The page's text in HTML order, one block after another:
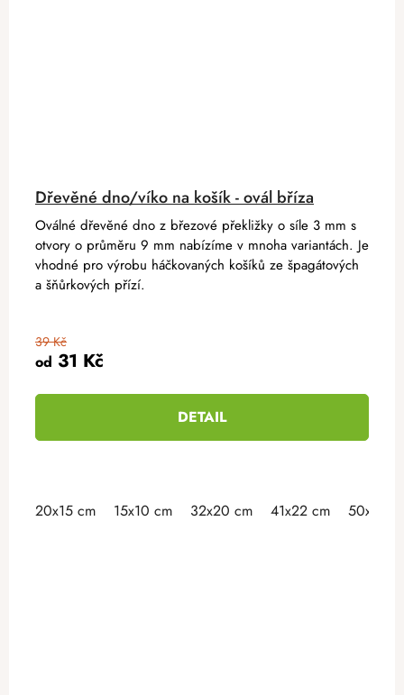
Dřevěné dno/víko na košík - ovál bříza
od 31 Kč
39 Kč
DETAIL
Oválné dřevěné dno z březové překližky o síle 3 mm s
otvory o průměru 9 mm nabízíme v mnoha variantách. Je
vhodné pro výrobu háčkovaných košíků ze špagátových
a šňůrkových přízí.
20x15 cm 15x10 cm 32x20 cm 41x22 cm 50x30